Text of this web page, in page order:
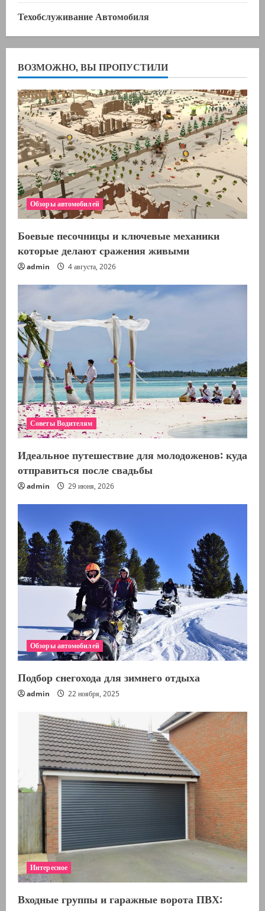
Техобслуживание Автомобиля
ВОЗМОЖНО, ВЫ ПРОПУСТИЛИ
Обзоры автомобилей
Боевые песочницы и ключевые механики
которые делают сражения живыми
admin 4 августа, 2026
Советы Водителям
Идеальное путешествие для молодоженов: куда
отправиться после свадьбы
admin 29 июня, 2026
Обзоры автомобилей
Подбор снегохода для зимнего отдыха
admin 22 ноября, 2025
Интересное
Входные группы и гаражные ворота ПВХ: